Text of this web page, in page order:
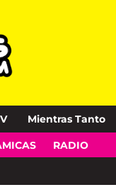
Mientras Tanto
RADIO